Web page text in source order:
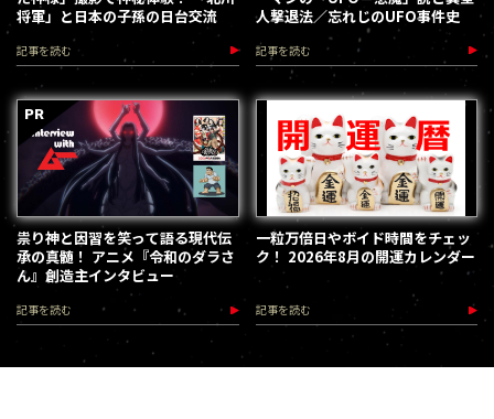
将軍」と日本の子孫の日台交流
記事を読む
人撃退法／忘れじのUFO事件史
記事を読む
祟り神と因習を笑って語る現代伝
承の真髄！ アニメ『令和のダラさ
ん』創造主インタビュー
記事を読む
一粒万倍日やボイド時間をチェッ
ク！ 2026年8月の開運カレンダー
記事を読む